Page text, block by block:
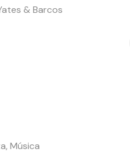
& Barcos
Música